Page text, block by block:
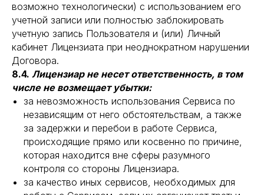
возможно технологически) с использованием его
учетной записи или полностью заблокировать
учетную запись Пользователя и (или) Личный
кабинет Лицензиата при неоднократном нарушении
Договора.
8.4. Лицензиар не несет ответственность, в том
числе не возмещает убытки:
за невозможность использования Сервиса по
независящим от него обстоятельствам, а также
за задержки и перебои в работе Сервиса,
происходящие прямо или косвенно по причине,
которая находится вне сферы разумного
контроля со стороны Лицензиара.
за качество иных сервисов, необходимых для